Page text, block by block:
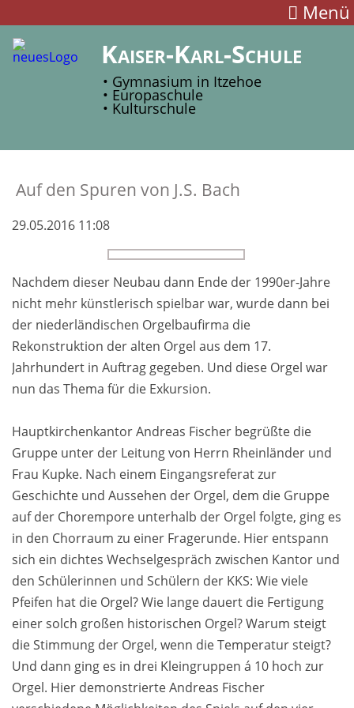
Menü
Kaiser-Karl-Schule
• Gymnasium in Itzehoe
• Europaschule
• Kulturschule
Auf den Spuren von J.S. Bach
29.05.2016 11:08
Nachdem dieser Neubau dann Ende der 1990er-Jahre
nicht mehr künstlerisch spielbar war, wurde dann bei
der niederländischen Orgelbaufirma die
Rekonstruktion der alten Orgel aus dem 17.
Jahrhundert in Auftrag gegeben. Und diese Orgel war
nun das Thema für die Exkursion.
Hauptkirchenkantor Andreas Fischer begrüßte die
Gruppe unter der Leitung von Herrn Rheinländer und
Frau Kupke. Nach einem Eingangsreferat zur
Geschichte und Aussehen der Orgel, dem die Gruppe
auf der Chorempore unterhalb der Orgel folgte, ging es
in den Chorraum zu einer Fragerunde. Hier entspann
sich ein dichtes Wechselgespräch zwischen Kantor und
den Schülerinnen und Schülern der KKS: Wie viele
Pfeifen hat die Orgel? Wie lange dauert die Fertigung
einer solch großen historischen Orgel? Warum steigt
die Stimmung der Orgel, wenn die Temperatur steigt?
Und dann ging es in drei Kleingruppen á 10 hoch zur
Orgel. Hier demonstrierte Andreas Fischer